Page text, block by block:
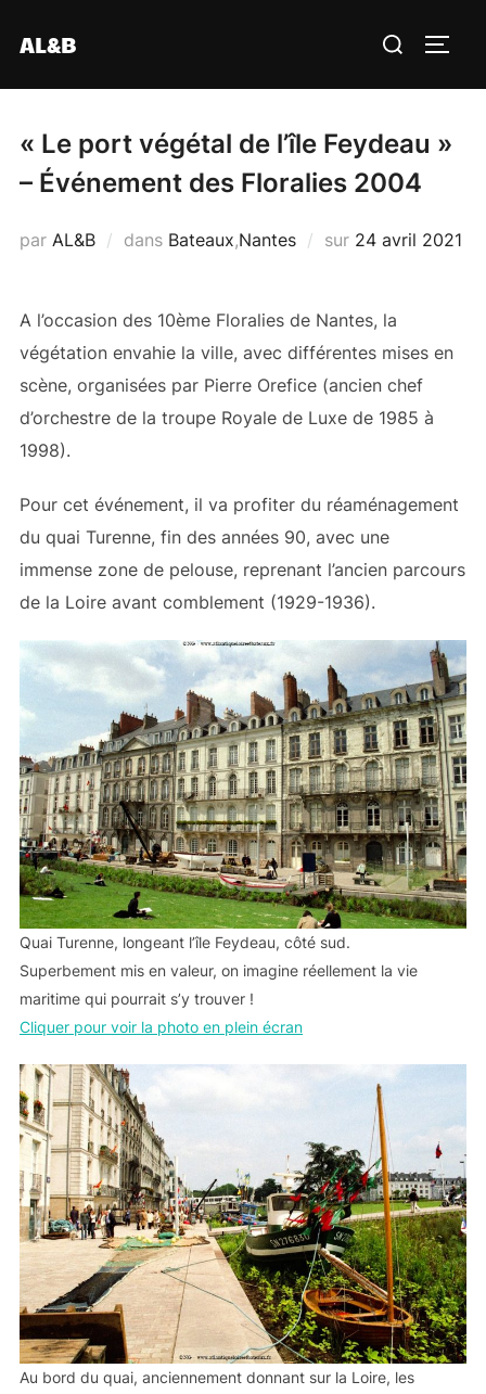
AL&B Rechercher :
« Le port végétal de l’île Feydeau »
– Événement des Floralies 2004
par AL&B dans Bateaux,Nantes sur Publié
24 avril 2021
A l’occasion des 10ème Floralies de Nantes, la
végétation envahie la ville, avec différentes mises en
scène, organisées par Pierre Orefice (ancien chef
d’orchestre de la troupe Royale de Luxe de 1985 à
1998).
Pour cet événement, il va profiter du réaménagement
du quai Turenne, fin des années 90, avec une
immense zone de pelouse, reprenant l’ancien parcours
de la Loire avant comblement (1929-1936).
Quai Turenne, longeant l’île Feydeau, côté sud.
Superbement mis en valeur, on imagine réellement la vie
maritime qui pourrait s’y trouver !
Cliquer pour voir la photo en plein écran
Au bord du quai, anciennement donnant sur la Loire, les